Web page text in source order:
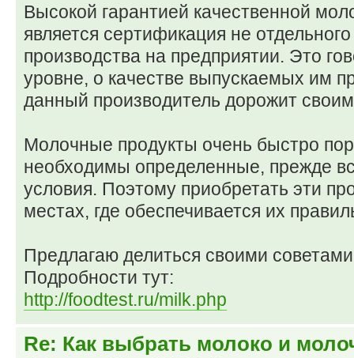
Высокой гарантией качественной
является сертификация не
производства на предприятии. Это
уровне, о качестве выпускаемых им
данный производитель дорожит
Молочные продукты очень быстро
необходимы определенные, прежде
условия. Поэтому приобретать эти
местах, где обеспечивается их
Предлагаю делиться своими
Подробности тут:
http://foodtest.ru/milk.php
Re: Как выбрать молоко и